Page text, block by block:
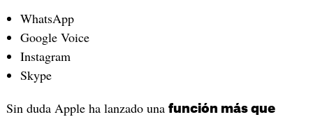
WhatsApp
Google Voice
Instagram
Skype
Sin duda Apple ha lanzado una función más que